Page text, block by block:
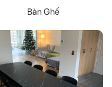
Bàn Ghế